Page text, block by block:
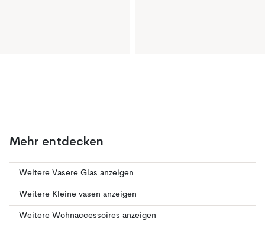
Mehr entdecken
Weitere Vasere Glas anzeigen
Weitere Kleine vasen anzeigen
Weitere Wohnaccessoires anzeigen